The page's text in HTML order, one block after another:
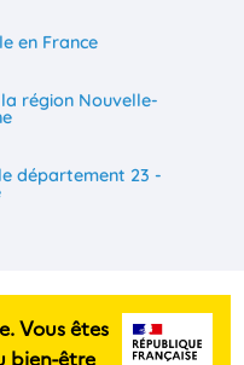
en France
région Nouvelle-
département 23 -
Vous êtes
bien-être